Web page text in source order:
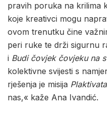
pravih poruka na krilima
koje kreativci mogu
ovom trenutku čine
peri ruke te drži sigurnu
i Budi čovjek čovjeku na
kolektivne svijesti s
rješenja je misija Plaktivata
nas,« kaže Ana Ivandić.